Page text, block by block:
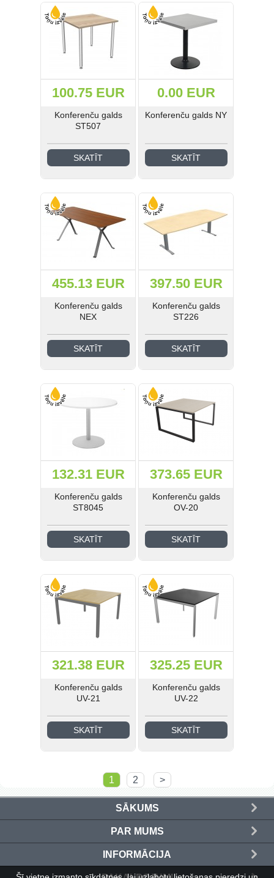
100.75 EUR
Konferenču galds
ST507
SKATĪT
0.00 EUR
Konferenču galds NY
SKATĪT
455.13 EUR
Konferenču galds
NEX
SKATĪT
397.50 EUR
Konferenču galds
ST226
SKATĪT
132.31 EUR
Konferenču galds
ST8045
SKATĪT
373.65 EUR
Konferenču galds
OV-20
SKATĪT
321.38 EUR
Konferenču galds
UV-21
SKATĪT
325.25 EUR
Konferenču galds
UV-22
SKATĪT
1 2 >
SĀKUMS
PAR MUMS
INFORMĀCIJA
Reģistrēties